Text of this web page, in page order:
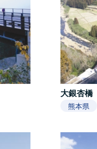
大銀杏橋
熊本県